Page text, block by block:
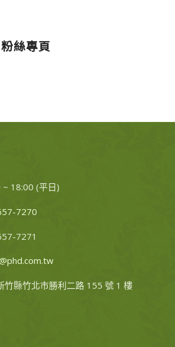
絲專頁
~ 18:00 (平日)
7270
7271
竹縣竹北市勝利二路 155 號 1 樓